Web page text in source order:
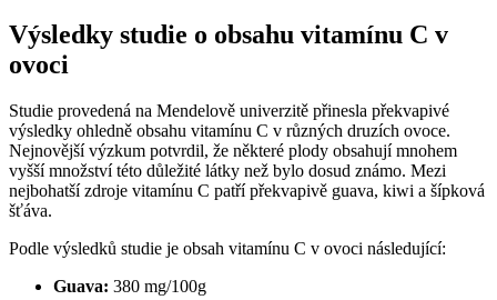
Výsledky studie o obsahu vitamínu C v
ovoci
Studie provedená na Mendelově univerzitě přinesla překvapivé
výsledky ohledně obsahu vitamínu C v různých druzích ovoce.
Nejnovější výzkum potvrdil, že některé plody obsahují mnohem
vyšší množství této důležité látky než bylo dosud známo. Mezi
nejbohatší zdroje vitamínu C patří překvapivě guava, kiwi a šípková
šťáva.
Podle výsledků studie je obsah vitamínu C v ovoci následující:
Guava: 380 mg/100g